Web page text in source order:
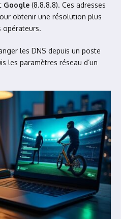
Google (8.8.8.8). Ces adresses
obtenir une résolution plus
opérateurs.
les DNS depuis un poste
les paramètres réseau d’un